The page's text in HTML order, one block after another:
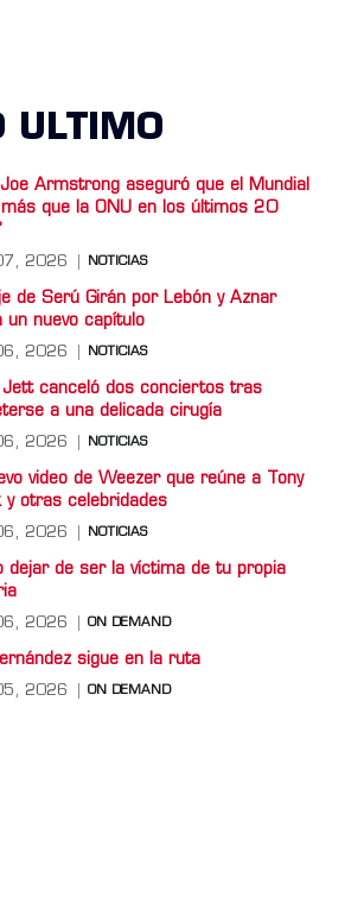
ULTIMO
Armstrong aseguró que el Mundial
más que la ONU en los últimos 20
2026 NOTICIAS
de Serú Girán por Lebón y Aznar
un nuevo capítulo
2026 NOTICIAS
Jett canceló dos conciertos tras
a una delicada cirugía
2026 NOTICIAS
video de Weezer que reúne a Tony
y otras celebridades
2026 NOTICIAS
dejar de ser la víctima de tu propia
2026 ON DEMAND
sigue en la ruta
2026 ON DEMAND